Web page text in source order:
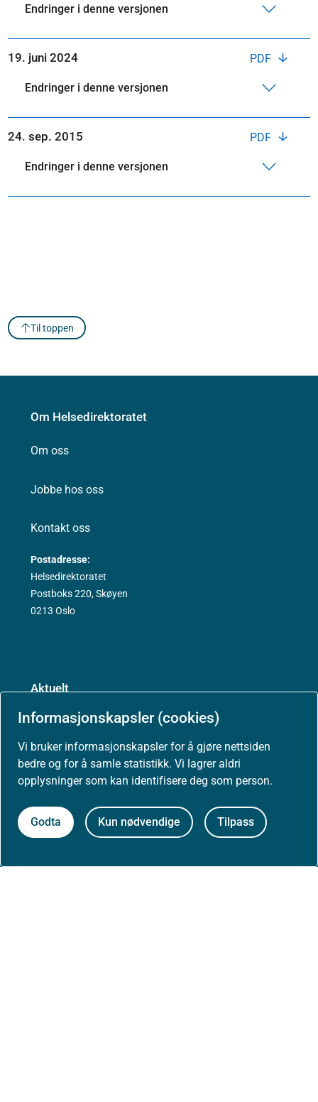
Informasjonskapsler (cookies)
Vi bruker informasjonskapsler for å gjøre nettsiden
bedre og for å samle statistikk. Vi lagrer aldri
opplysninger som kan identifisere deg som person.
Godta Kun nødvendige Tilpass
Endringer i denne versjonen
PDF
19. juni 2024
Endringer i denne versjonen
PDF
24. sep. 2015
Endringer i denne versjonen
Til toppen
Om Helsedirektoratet
Om oss
Jobbe hos oss
Kontakt oss
Postadresse:
Helsedirektoratet
Postboks 220, Skøyen
0213 Oslo
Aktuelt
Nyheter
Arrangementer
Presse